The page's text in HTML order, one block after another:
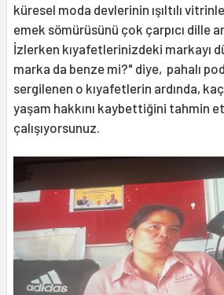
küresel moda devlerinin ışıltılı
emek sömürüsünü çok çarpıcı dille
İzlerken kıyafetlerinizdeki markayı
marka da benze mi?" diye, pahalı
sergilenen o kıyafetlerin ardında,
yaşam hakkını kaybettiğini tahmin
çalışıyorsunuz.